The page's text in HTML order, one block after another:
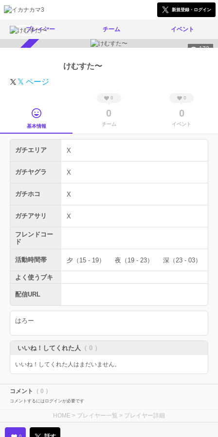
新規登録・ログイン
プレイヤー チーム イベント
173
けむすた〜
𝕏 ページ
基本情報
0
0
チーム
0
0
イベント
ガチエリア X
ガチヤグラ X
ガチホコ X
ガチアサリ X
フレンドコー
ド
活動時間帯 夕（15 - 19） 夜（19 - 23） 深（23 - 03）
よく使うブキ
配信URL
はろー
いいね！してくれた人 （ 0 ）
いいね！してくれた人はまだいません。
コメント （ 0 ）
コメントするにはログインが必要です
HOME > プレイヤー一覧 > プレイヤー詳細